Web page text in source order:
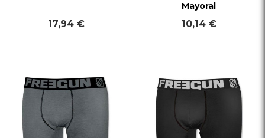
17,94 €
Mayoral
10,14 €